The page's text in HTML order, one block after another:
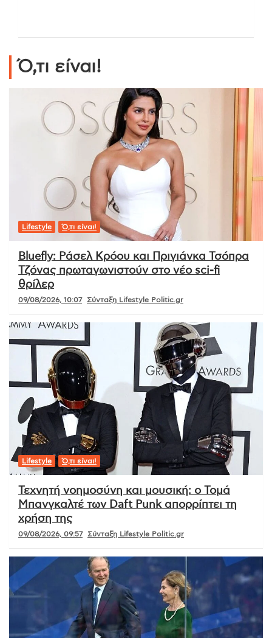
Ό,τι είναι!
Lifestyle Ό,τι είναι!
Bluefly: Ράσελ Κρόου και Πριγιάνκα Τσόπρα
Τζόνας πρωταγωνιστούν στο νέο sci-fi
θρίλερ
09/08/2026, 10:07 Σύνταξη Lifestyle Politic.gr
Lifestyle Ό,τι είναι!
Τεχνητή νοημοσύνη και μουσική: ο Τομά
Μπανγκαλτέ των Daft Punk απορρίπτει τη
χρήση της
09/08/2026, 09:57 Σύνταξη Lifestyle Politic.gr